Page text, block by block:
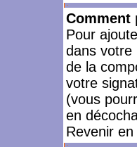
Comment
Pour
dans votre
de la
votre
(vous
en
Revenir